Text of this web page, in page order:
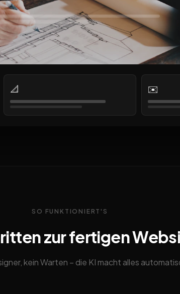
📐 ✉️
SO FUNKTIONIERT'S
zur fertigen
kein Warten – die KI macht alles